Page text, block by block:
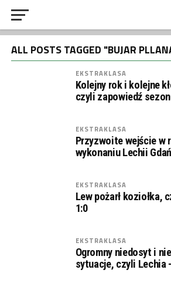
ALL POSTS TAGGED "BUJAR
EKSTRAKLASA
Kolejny rok i kolejne
czyli zapowiedź
EKSTRAKLASA
Przyzwoite wejście w
wykonaniu Lechii
EKSTRAKLASA
Lew pożarł koziołka,
1:0
EKSTRAKLASA
Ogromny niedosyt i
sytuacje, czyli Lechia